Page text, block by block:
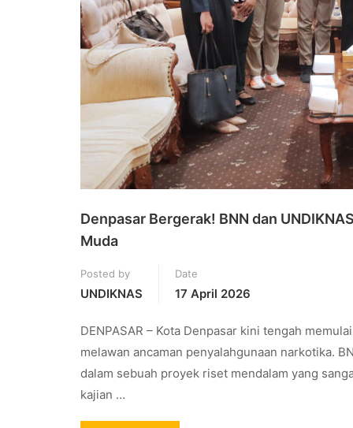
Denpasar Bergerak! BNN dan
Muda
Posted by
UNDIKNAS
Date
17 April 2026
DENPASAR – Kota Denpasar kini tengah
melawan ancaman penyalahgunaan narkotika.
dalam sebuah proyek riset mendalam yang
kajian …